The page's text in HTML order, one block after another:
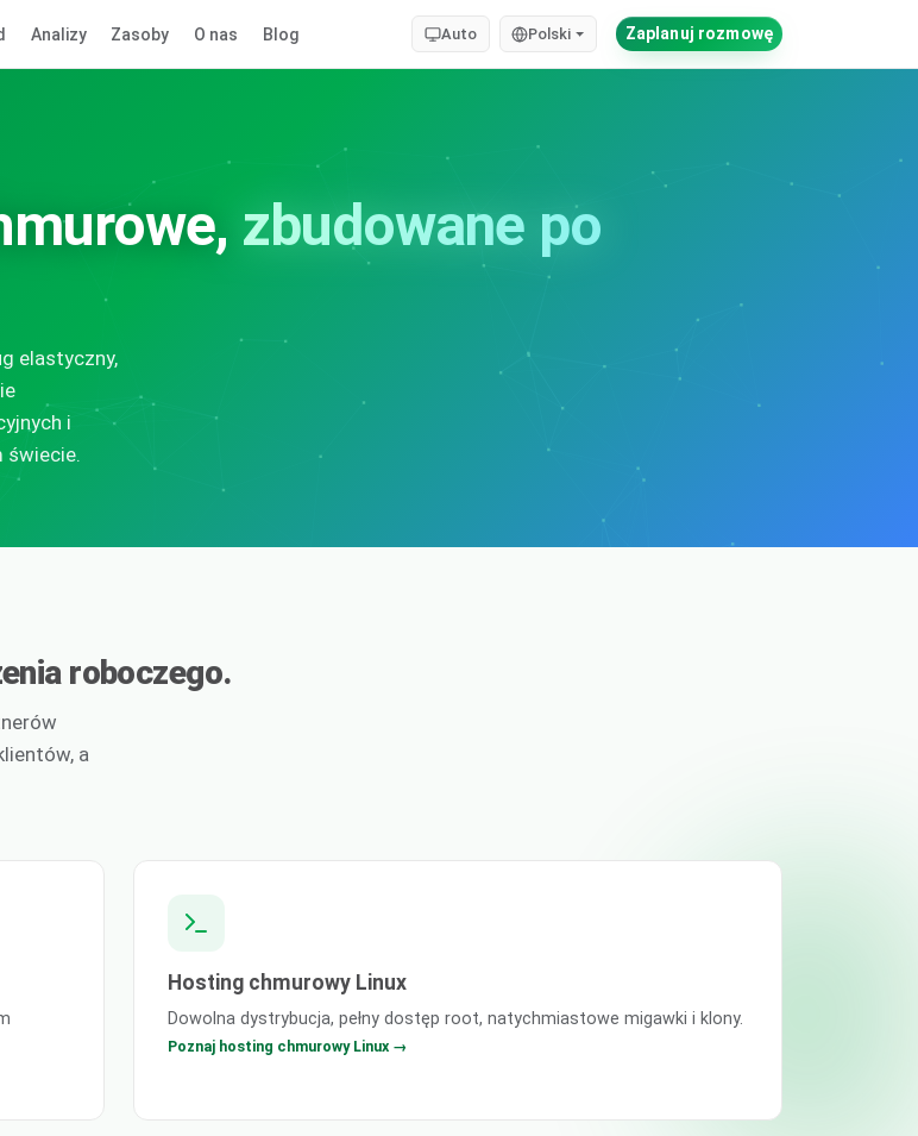
Analizy Zasoby O nas Blog Auto Polski Zaplanuj rozmowę
zbudowane po
elastyczny,
i
świecie.
roboczego.
a
Hosting chmurowy Linux
Dowolna dystrybucja, pełny dostęp root, natychmiastowe migawki i klony.
Poznaj hosting chmurowy Linux →